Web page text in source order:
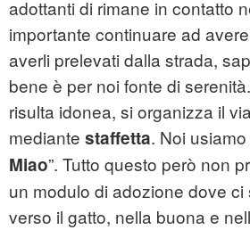
adottanti di rimane in contatto
importante continuare ad
averli prelevati dalla strada,
bene è per noi fonte di
risulta idonea, si organizza il
mediante staffetta. Noi
Miao”. Tutto questo però non
un modulo di adozione dove ci
verso il gatto, nella buona e